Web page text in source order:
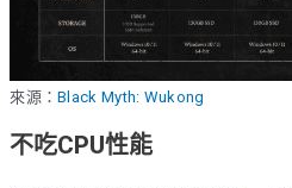
來源：Black Myth: Wukong
不吃CPU性能